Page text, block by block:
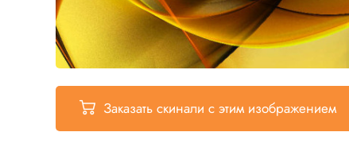
Заказать скинали с этим изображением